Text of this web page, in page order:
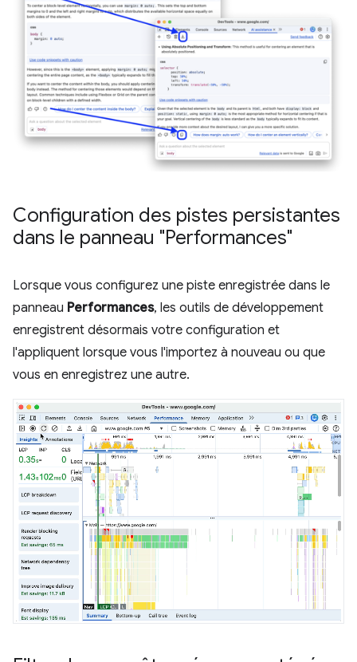
Configuration des pistes persistantes
dans le panneau "Performances"
Lorsque vous configurez une piste enregistrée dans le
panneau Performances, les outils de développement
enregistrent désormais votre configuration et
l'appliquent lorsque vous l'importez à nouveau ou que
vous en enregistrez une autre.